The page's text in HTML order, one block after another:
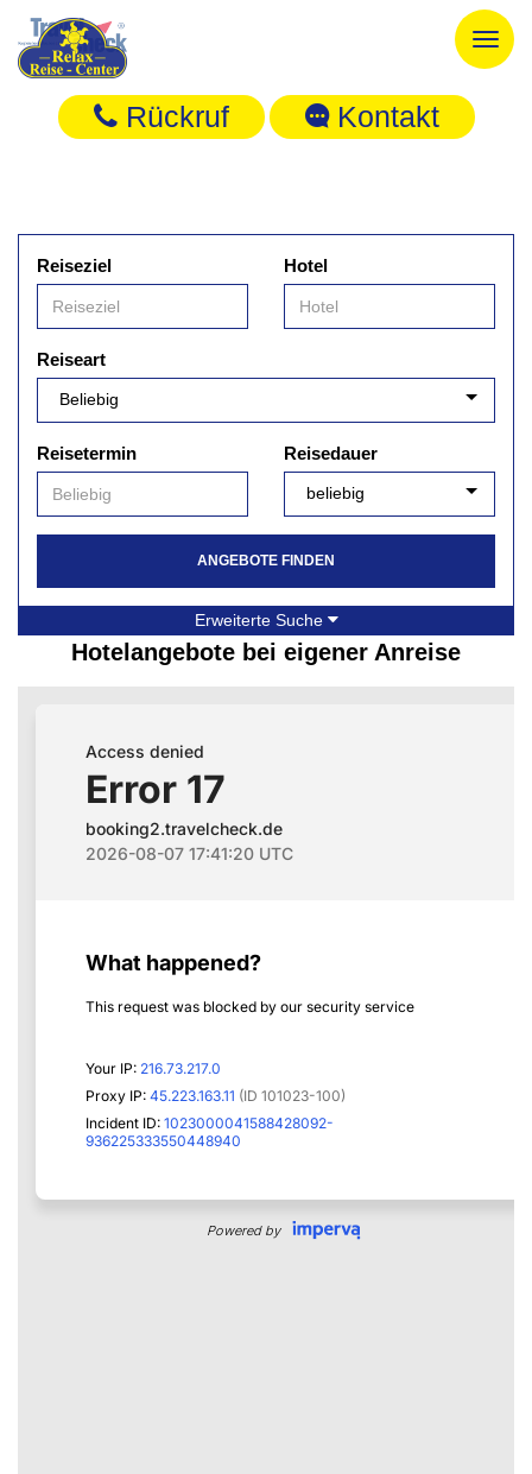
Toggle
Rückruf Kontakt
Reiseziel Hotel
Reiseart
Reisetermin Reisedauer
ANGEBOTE FINDEN
Erweiterte Suche
Hotelangebote bei eigener Anreise